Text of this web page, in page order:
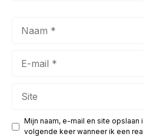
Mijn naam, e-mail en site
volgende keer wanneer ik een